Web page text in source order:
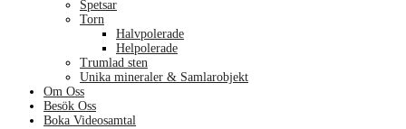
Spetsar
Torn
Halvpolerade
Helpolerade
Trumlad sten
Unika mineraler & Samlarobjekt
Om Oss
Besök Oss
Boka Videosamtal